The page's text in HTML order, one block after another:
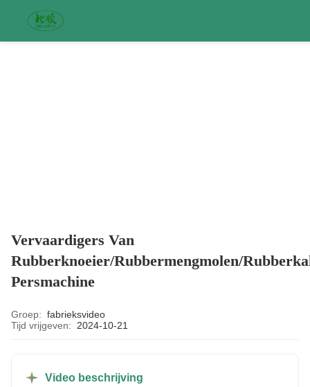
Vervaardigers Van
Rubberknoeier/Rubbermengmolen/
Persmachine
Groep: fabrieksvideo
Tijd vrijgeven:
2024-10-21
Video beschrijving